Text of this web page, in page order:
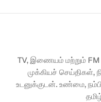
TV, இணையம் மற்றும்
முக்கியச் செய்திகள்,
உடனுக்குடன். உண்மை,